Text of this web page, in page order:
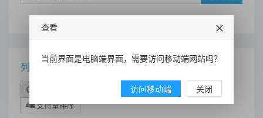
列表
评论排序
评分排序
支持量排序
查看
当前界面是电脑端界面，需要访问移动端网站吗？
访问移动端 关闭